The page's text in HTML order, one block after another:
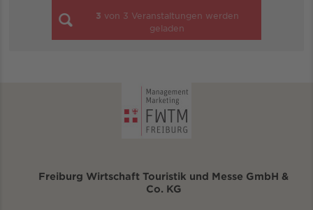
3 von 3 Veranstaltungen werden
geladen
Freiburg Wirtschaft Touristik und Messe GmbH &
Co. KG